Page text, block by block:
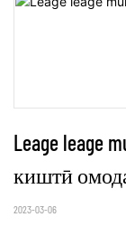
Leage leage
киштӣ
2023-03-06